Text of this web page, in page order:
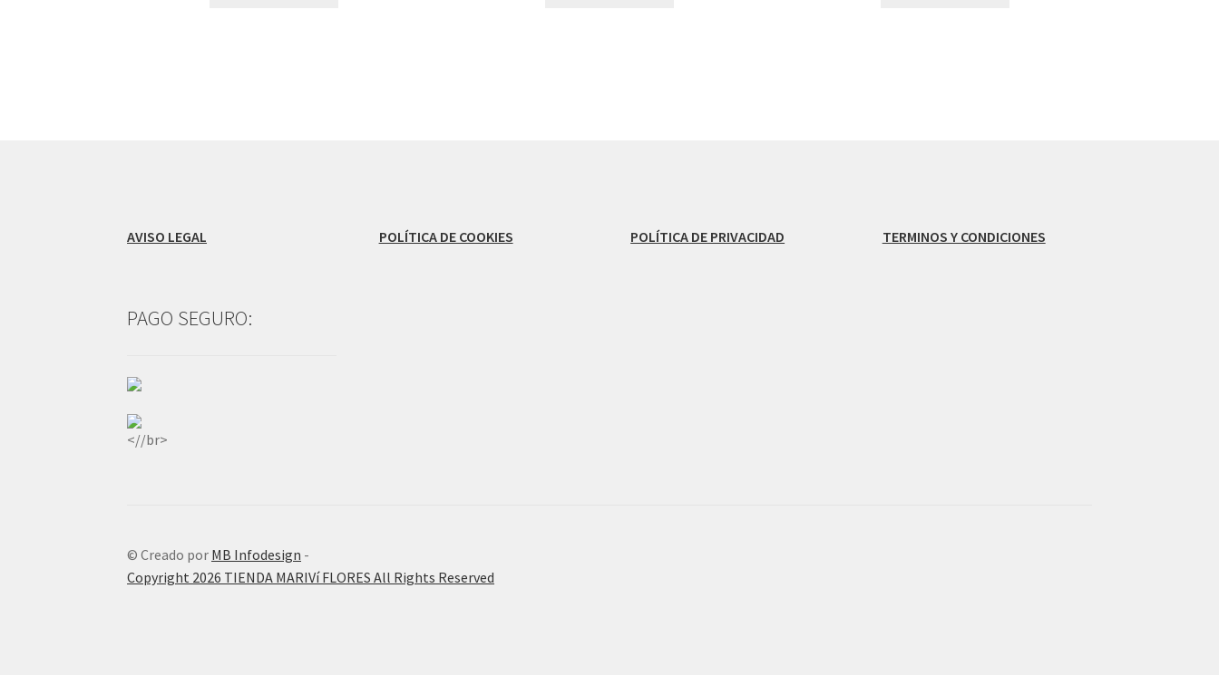
AVISO LEGAL
PAGO SEGURO:
<//br>
POLÍTICA DE COOKIES POLÍTICA DE PRIVACIDAD TERMINOS Y CONDICIONES
© Creado por MB Infodesign -
Copyright 2026 TIENDA MARIVí FLORES All Rights Reserved